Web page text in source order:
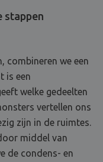
stappen
combineren we een
is een
welke gedeelten
vertellen ons
zijn in de ruimtes.
middel van
de condens- en